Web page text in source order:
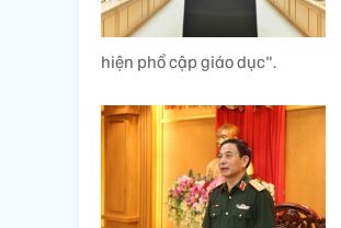
hiện phổ cập giáo dục".